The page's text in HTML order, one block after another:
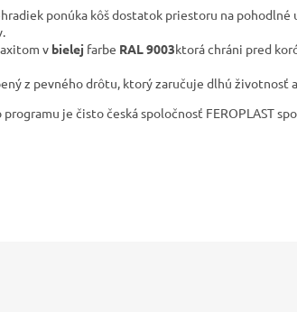
ponúka kôš dostatok priestoru na pohodlné
v bielej farbe RAL 9003ktorá chráni pred
z pevného drôtu, ktorý zaručuje dlhú životnosť
je čisto česká spoločnosť FEROPLAST